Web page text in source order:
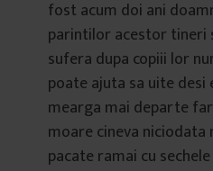
fost acum doi ani
parintilor acestor tineri
sufera dupa copiii lor
poate ajuta sa uite
mearga mai departe
moare cineva
pacate ramai cu sechele